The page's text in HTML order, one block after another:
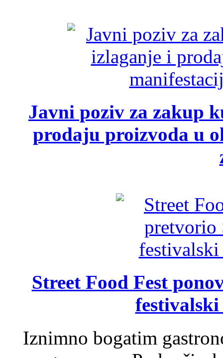
Javni poziv za zakup
prodaju proizvoda u
Street Food Fest
Iznimno bogatim